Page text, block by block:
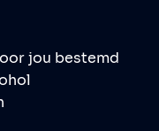
jou bestemd